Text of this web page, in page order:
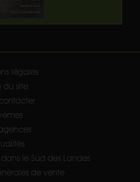
légales
du site
le Sud des Landes
de vente